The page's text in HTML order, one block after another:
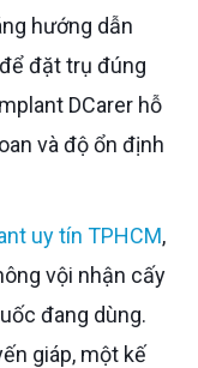
hướng dẫn
đặt trụ đúng
DCarer hỗ
và độ ổn định
uy tín TPHCM,
vội nhận cấy
đang dùng.
giáp, một kế